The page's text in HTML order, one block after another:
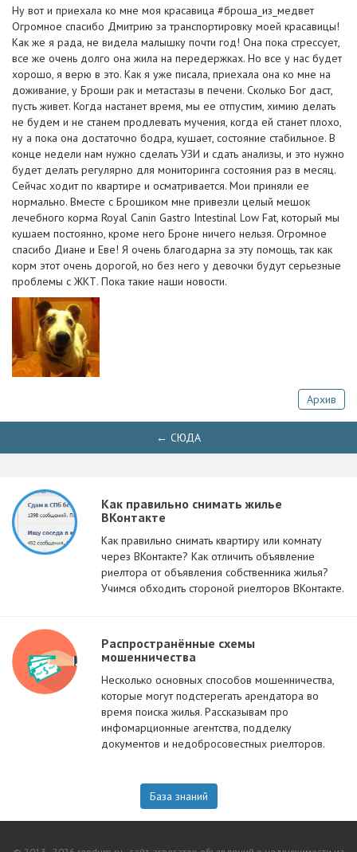
Ну вот и приехала ко мне моя красавица #броша_из_медвет
Огромное спасибо Дмитрию за транспортировку моей красавицы!
Как же я рада, не видела малышку почти год! Она пока стрессует,
все же очень долго она жила на передержках. Но все у нас будет
хорошо, я верю в это. Как я уже писала, приехала она ко мне на
доживание, у Броши рак и метастазы в печени. Сколько Бог даст,
пусть живет. Когда настанет время, мы ее отпустим, химию делать
не будем и не станем продлевать мучения, когда ей станет плохо,
ну а пока она достаточно бодра, кушает, состояние стабильное. В
конце недели нам нужно сделать УЗИ и сдать анализы, и это нужно
будет делать регулярно для мониторинга состояния раз в месяц.
Сейчас ходит по квартире и осматривается. Мои приняли ее
нормально. Вместе с Брошиком мне привезли целый мешок
лечебного корма Royal Canin Gastro Intestinal Low Fat, который мы
кушаем постоянно, кроме него Броне ничего нельзя. Огромное
спасибо Диане и Еве! Я очень благодарна за эту помощь, так как
корм этот очень дорогой, но без него у девочки будут серьезные
проблемы с ЖКТ. Пока такие наши новости.
Архив
← СЮДА
Как правильно снимать жилье
ВКонтакте
Как правильно снимать квартиру или комнату
через ВКонтакте? Как отличить объявление
риелтора от объявления собственника жилья?
Учимся обходить стороной риелторов ВКонтакте.
Распространённые схемы
мошенничества
Несколько основных способов мошенничества,
которые могут подстерегать арендатора во
время поиска жилья. Рассказывам про
инфомарционные агентства, подделку
документов и недобросовестных риелторов.
База знаний